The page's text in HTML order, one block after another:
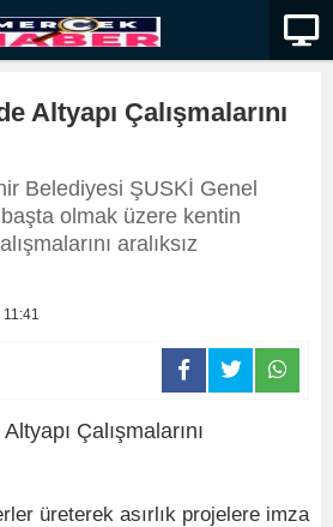
Altyapı Çalışmalarını
Belediyesi ŞUSKİ Genel
olmak üzere kentin
aralıksız
üreterek asırlık projelere imza